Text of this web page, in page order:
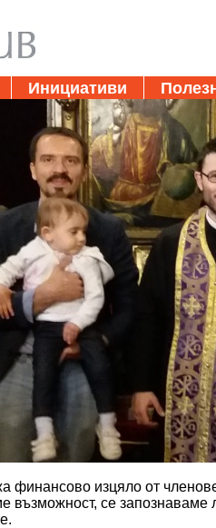
Инициативи
финансово изцяло от
възможност, се